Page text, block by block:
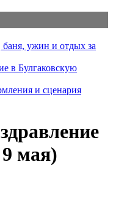
ужин и отдых за
в Булгаковскую
и сценария
мая)